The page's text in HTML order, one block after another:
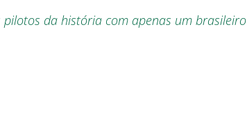
pilotos da história com apenas um brasileiro